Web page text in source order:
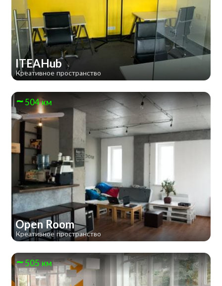
ITEAHub
Креативное пространство
504 км
Open Room
Креативное пространство
505 км